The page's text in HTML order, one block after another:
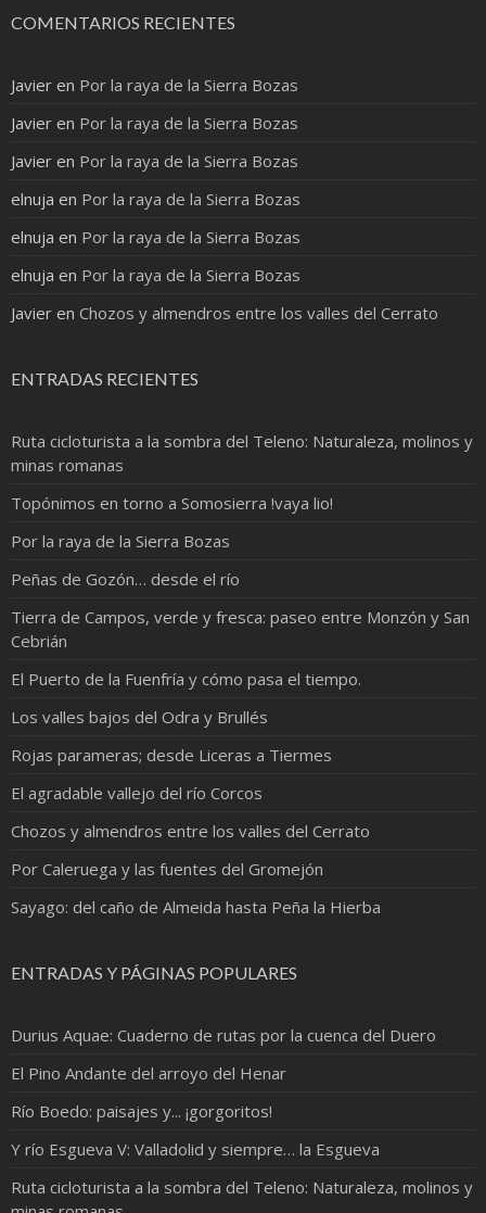
COMENTARIOS RECIENTES
Javier en Por la raya de la Sierra Bozas
Javier en Por la raya de la Sierra Bozas
Javier en Por la raya de la Sierra Bozas
elnuja en Por la raya de la Sierra Bozas
elnuja en Por la raya de la Sierra Bozas
elnuja en Por la raya de la Sierra Bozas
Javier en Chozos y almendros entre los valles del Cerrato
ENTRADAS RECIENTES
Ruta cicloturista a la sombra del Teleno: Naturaleza, molinos y
minas romanas
Topónimos en torno a Somosierra !vaya lio!
Por la raya de la Sierra Bozas
Peñas de Gozón… desde el río
Tierra de Campos, verde y fresca: paseo entre Monzón y San
Cebrián
El Puerto de la Fuenfría y cómo pasa el tiempo.
Los valles bajos del Odra y Brullés
Rojas parameras; desde Liceras a Tiermes
El agradable vallejo del río Corcos
Chozos y almendros entre los valles del Cerrato
Por Caleruega y las fuentes del Gromejón
Sayago: del caño de Almeida hasta Peña la Hierba
ENTRADAS Y PÁGINAS POPULARES
Durius Aquae: Cuaderno de rutas por la cuenca del Duero
El Pino Andante del arroyo del Henar
Río Boedo: paisajes y... ¡gorgoritos!
Y río Esgueva V: Valladolid y siempre… la Esgueva
Ruta cicloturista a la sombra del Teleno: Naturaleza, molinos y